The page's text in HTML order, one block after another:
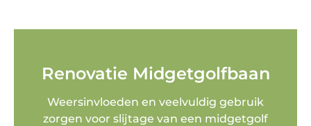
Renovatie Midgetgolfbaan
Weersinvloeden en veelvuldig gebruik
zorgen voor slijtage van een midgetgolf